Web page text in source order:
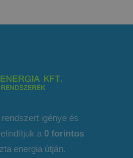
igénye és
a 0 forintos
energia útján.